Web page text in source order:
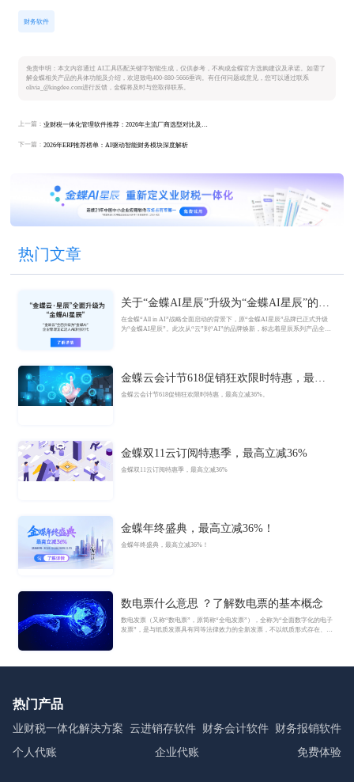
财务软件
免责申明：本文内容通过 AI工具匹配关键字智能生成，仅供参考，不构成金蝶官方选购建议及承诺。如需了
解金蝶相关产品的具体功能及介绍，欢迎致电400-880-5666垂询。有任何问题或意见，您可以通过联系
olivia_@kingdee.com进行反馈，金蝶将及时与您取得联系。
上一篇： 业财税一体化管理软件推荐：2026年主流厂商选型对比及适用企业分析
下一篇：2026年ERP推荐榜单：AI驱动智能财务模块深度解析
热门文章
关于“金蝶AI星辰”升级为“金蝶AI星辰”的官
方公告
在金蝶“All in AI”战略全面启动的背景下，原“金蝶AI星辰”品牌已正式升级
为“金蝶AI星辰”。此次从“云”到“AI”的品牌焕新，标志着星辰系列产品全面
金蝶云会计节618促销狂欢限时特惠，最高
立减36%
金蝶云会计节618促销狂欢限时特惠，最高立减36%。
金蝶双11云订阅特惠季，最高立减36%
金蝶双11云订阅特惠季，最高立减36%
金蝶年终盛典，最高立减36%！
金蝶年终盛典，最高立减36%！
数电票什么意思 ？了解数电票的基本概念
数电发票（又称“数电票”，原简称“全电发票”），全称为“全面数字化的电子
发票”，是与纸质发票具有同等法律效力的全新发票，不以纸质形式存在、不
热门产品
业财税一体化解决方案 云进销存软件 财务会计软件 财务报销软件
个人代账
企业代账 免费体验